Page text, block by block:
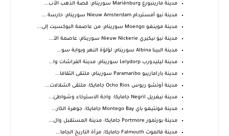
مدينة مارينبورغ Mariënburg سورينام: قصة الذهب الأب...
مدينة نيو أمستردام Nieuw Amsterdam سورينام: حارسة ...
مدينة موينغو Moengo سورينام: من عاصمة البوكسيت إلى...
مدينة نيو نيكيري Nieuw Nickerie سورينام: عاصمة الأ...
مدينة البينا Albina سورينام: لؤلؤة النهر وبوابة سو...
مدينة ليليدورب Lelydorp سورينام: مدينة الفراشات وا...
مدينة باراماريبو Paramaribo سورينام: ملتقى الثقافا...
مدينة أوتشو ريوس Ocho Rios جامايكا: ملتقى الشلالات...
مدينة نيغريل Negril جامايكا: واحة الاسترخاء وشواطئ...
مدينة مونتيغو باي Montego Bay جامايكا: جوهرة الكار...
مدينة بورتمور Portmore جامايكا: مدينة المستقبل وال...
مدينة فالموث Falmouth جامايكا: مرآة التاريخ الجاما...